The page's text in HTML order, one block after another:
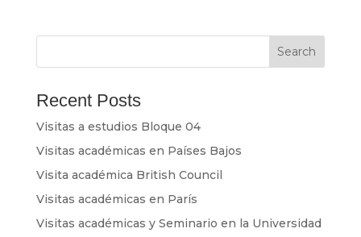
Search
Recent Posts
Visitas a estudios Bloque 04
Visitas académicas en Países Bajos
Visita académica British Council
Visitas académicas en París
Visitas académicas y Seminario en la Universidad